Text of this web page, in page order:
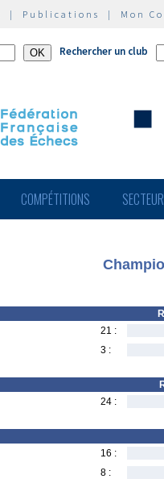
| Publications | Mon
Rechercher un club
COMPÉTITIONS
21 :
3 :
24 :
16 :
8 :